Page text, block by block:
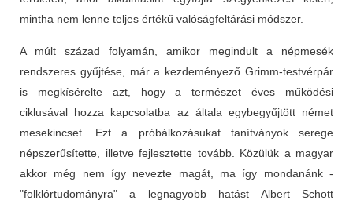
mintha nem lenne teljes értékű valóságfeltárási módszer.
A múlt század folyamán, amikor megindult a népmesék
rendszeres gyűjtése, már a kezdeményező Grimm-testvérpár
is megkísérelte azt, hogy a természet éves működési
ciklusával hozza kapcsolatba az általa egybegyűjtött német
mesekincset. Ezt a próbálkozásukat tanítványok serege
népszerűsítette, illetve fejlesztette tovább. Közülük a magyar
akkor még nem így nevezte magát, ma így mondanánk -
"folklórtudományra" a legnagyobb hatást Albert Schott